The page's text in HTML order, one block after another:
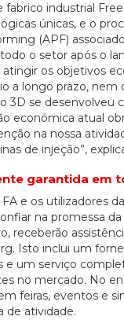
fabrico industrial
únicas, e o
(APF)
o setor após o
atingir os objetivos
a longo prazo, nem
3D se desenvolveu
económica atual
na nossa
de injeção”,
garantida em
e os utilizadores
na promessa
receberão
Isto inclui um
e um serviço
no mercado. No
feiras, eventos e
de atividade.